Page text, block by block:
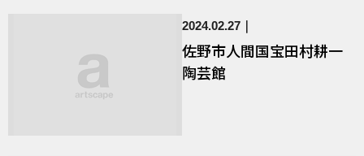
2024.02.27
佐野市人間国宝田村耕一
陶芸館